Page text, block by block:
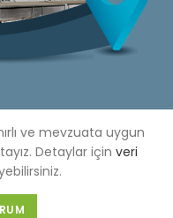
| Çetinkaya Pano Fiyat
Edebilirsiniz »
by 3F Yazılım
ve mevzuata uygun
Detaylar için veri